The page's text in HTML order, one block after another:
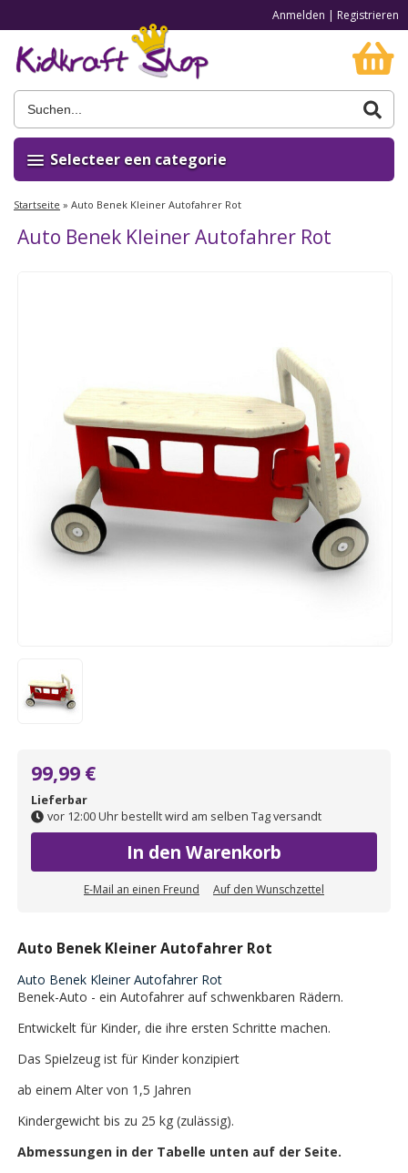
Anmelden | Registrieren
Selecteer een categorie
Startseite » Auto Benek Kleiner Autofahrer Rot
Auto Benek Kleiner Autofahrer Rot
99,99 €
Lieferbar
vor 12:00 Uhr bestellt wird am selben Tag versandt
In den Warenkorb
E-Mail an einen Freund Auf den Wunschzettel
Auto Benek Kleiner Autofahrer Rot
Auto Benek Kleiner Autofahrer Rot
Benek-Auto - ein Autofahrer auf schwenkbaren Rädern.
Entwickelt für Kinder, die ihre ersten Schritte machen.
Das Spielzeug ist für Kinder konzipiert
ab einem Alter von 1,5 Jahren
Kindergewicht bis zu 25 kg (zulässig).
Abmessungen in der Tabelle unten auf der Seite.